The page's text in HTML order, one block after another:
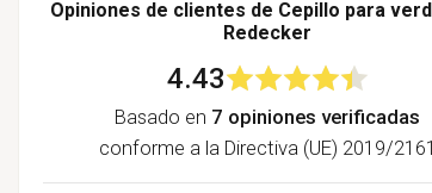
Opiniones de clientes de Cepillo para
Redecker
4.43
Basado en 7 opiniones verificadas
conforme a la Directiva (UE) 2019/2161